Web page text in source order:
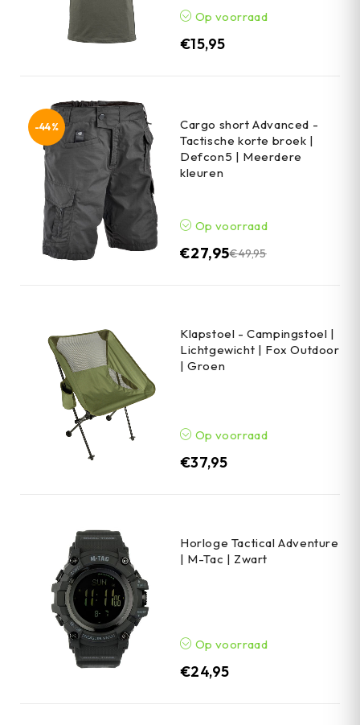
Op voorraad
€15,95
-44%
Cargo short Advanced -
Tactische korte broek |
Defcon5 | Meerdere
kleuren
Op voorraad
€49,95
€27,95
Klapstoel - Campingstoel |
Lichtgewicht | Fox Outdoor
| Groen
Op voorraad
€37,95
Horloge Tactical Adventure
| M-Tac | Zwart
Op voorraad
€24,95